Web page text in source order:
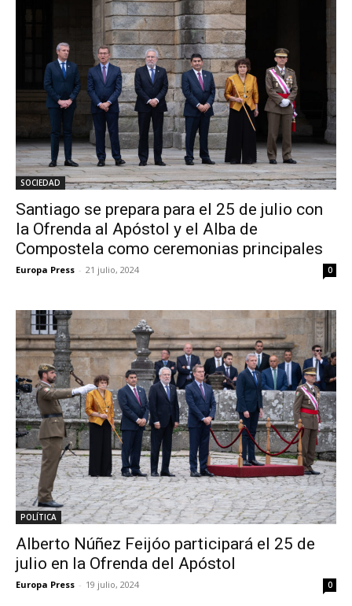
SOCIEDAD
Santiago se prepara para el 25 de julio con
la Ofrenda al Apóstol y el Alba de
Compostela como ceremonias principales
Europa Press - 21 julio, 2024 0
POLÍTICA
Alberto Núñez Feijóo participará el 25 de
julio en la Ofrenda del Apóstol
Europa Press - 19 julio, 2024 0